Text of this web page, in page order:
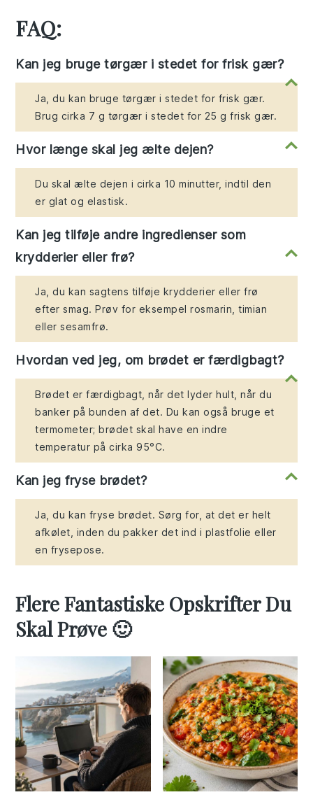
FAQ:
Kan jeg bruge tørgær i stedet for frisk gær?
Ja, du kan bruge tørgær i stedet for frisk gær.
Brug cirka 7 g tørgær i stedet for 25 g frisk gær.
Hvor længe skal jeg ælte dejen?
Du skal ælte dejen i cirka 10 minutter, indtil den
er glat og elastisk.
Kan jeg tilføje andre ingredienser som
krydderier eller frø?
Ja, du kan sagtens tilføje krydderier eller frø
efter smag. Prøv for eksempel rosmarin, timian
eller sesamfrø.
Hvordan ved jeg, om brødet er færdigbagt?
Brødet er færdigbagt, når det lyder hult, når du
banker på bunden af det. Du kan også bruge et
termometer; brødet skal have en indre
temperatur på cirka 95°C.
Kan jeg fryse brødet?
Ja, du kan fryse brødet. Sørg for, at det er helt
afkølet, inden du pakker det ind i plastfolie eller
en frysepose.
Flere Fantastiske Opskrifter Du
Skal Prøve 🙂